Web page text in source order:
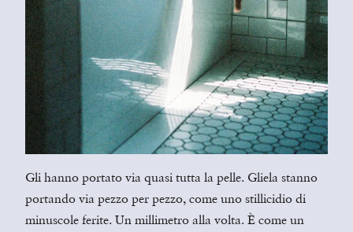
Gli hanno portato via quasi tutta la pelle. Gliela stanno
portando via pezzo per pezzo, come uno stillicidio di
minuscole ferite. Un millimetro alla volta. È come un